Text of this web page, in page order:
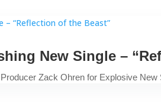
New Single –
Zack Ohren for Explosive New